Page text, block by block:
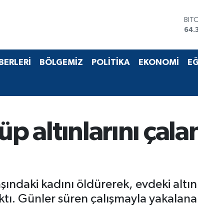
BÖLGEMİZ POLİTİKA EKONOMİ
altınlarını
kadını öldürerek, evdeki
Günler süren çalışmayla